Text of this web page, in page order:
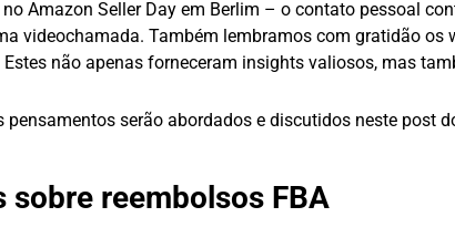
Amazon Seller Day em Berlim – o contato pessoal
videochamada. Também lembramos com gratidão os
não apenas forneceram insights valiosos, mas
pensamentos serão abordados e discutidos neste post
sobre reembolsos FBA